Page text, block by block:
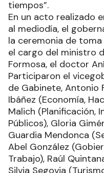
tiempos”.
En un acto realizado
al mediodía, el
la ceremonia de
el cargo del ministro
Formosa, el doctor
Participaron el
de Gabinete, Antonio
Ibáñez (Economía,
Malich (Planificación,
Públicos), Gloria
Guardia Mendonca
Abel González
Trabajo), Raúl
Silvia Segovia